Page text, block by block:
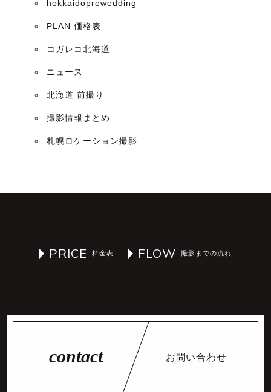
hokkaidoprewedding
PLAN 価格表
コガレコ北海道
ニュース
北海道 前撮り
撮影情報まとめ
札幌ロケーション撮影
PRICE FLOW
お問い合わせ